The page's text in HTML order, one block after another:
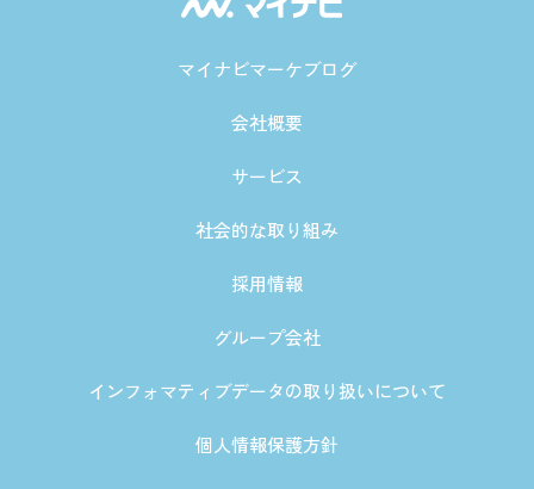
マイナビマーケブログ
会社概要
サービス
社会的な取り組み
採用情報
グループ会社
インフォマティブデータの取り扱いについて
個人情報保護方針